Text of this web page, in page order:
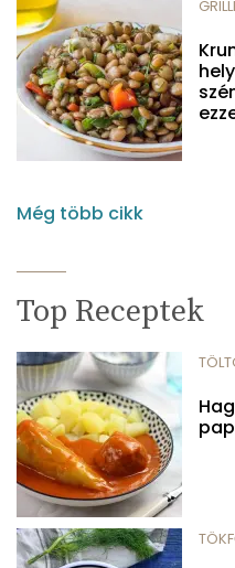
Még több cikk
Top Receptek